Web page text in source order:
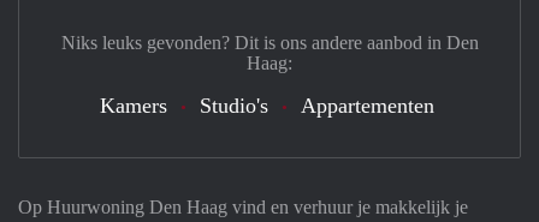
Op Huurwoning Den Haag vind en verhuur je makkelijk je
Niks leuks gevonden? Dit is ons andere aanbod in Den
Haag:
Kamers Studio's Appartementen